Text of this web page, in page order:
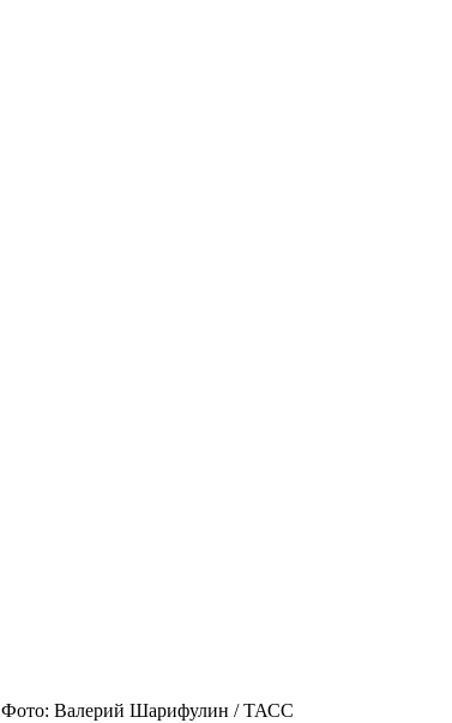
Фото: Валерий Шарифулин / ТАСС